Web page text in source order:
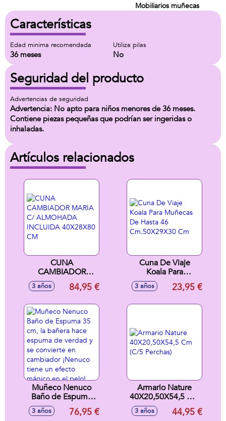
Mobiliarios muñecas
Características
Edad minima recomendada
36 meses
Utiliza pilas
No
Seguridad del producto
Advertencias de seguridad
Advertencia: No apto para niños menores de 36 meses.
Contiene piezas pequeñas que podrían ser ingeridas o
inhaladas.
Artículos relacionados
CUNA
CAMBIADOR
MARIA C/
ALMOHADA
40X28X80 CM
3 años 84,95 €
Cuna De Viaje
Koala Para
Muñecas De Hasta
46 Cm.50X29X30
3 años 23,95 €
Muñeco Nenuco
Baño de Espuma
35 cm, la bañera
hace espuma de
3 años 76,95 €
Armario Nature
40X20,50X54,5 Cm
(C/5 Perchas)
3 años 44,95 €